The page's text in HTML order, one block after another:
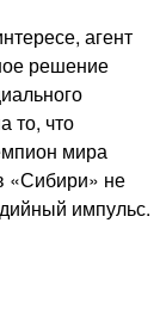
агент
решение
то, что
мира
«Сибири» не
импульс.